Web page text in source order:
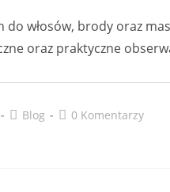
włosów, brody oraz
oraz praktyczne
PostBlog
Post0 Komentarzy